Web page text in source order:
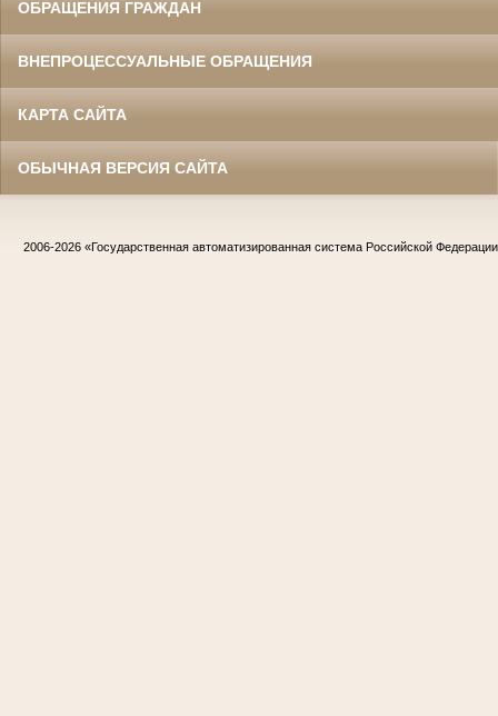
ОБРАЩЕНИЯ ГРАЖДАН
ВНЕПРОЦЕССУАЛЬНЫЕ ОБРАЩЕНИЯ
КАРТА САЙТА
ОБЫЧНАЯ ВЕРСИЯ САЙТА
2006-2026 «Государственная автоматизированная система Российской